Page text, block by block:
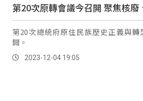
第20次原轉會議今召開 聚焦核廢
第20次總統府原住民族歷史正義與
開。
2023-12-04 19:05